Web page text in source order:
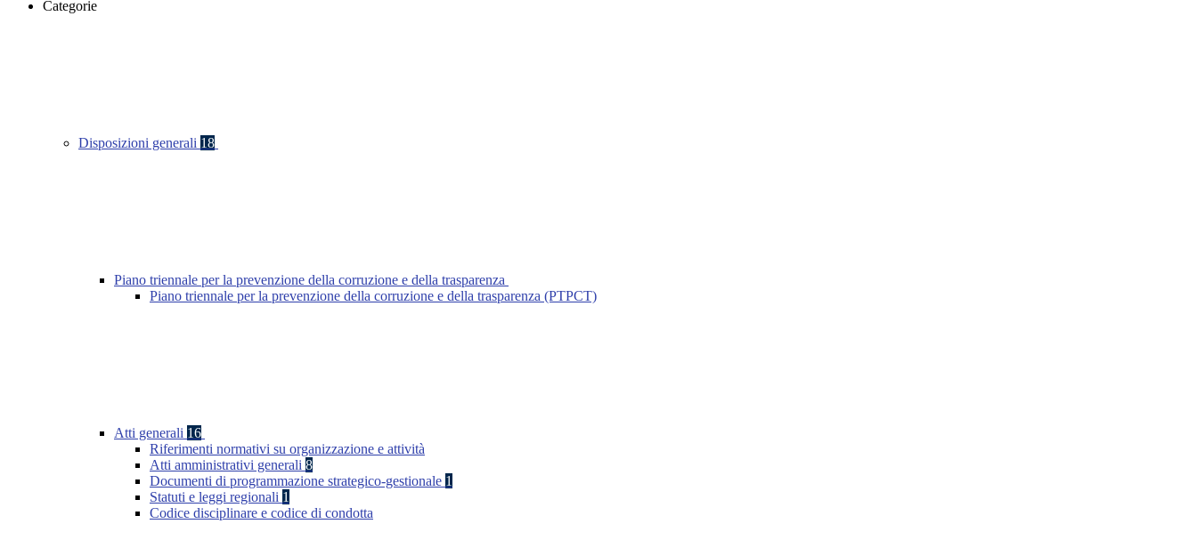
Categorie
Disposizioni generali 18
Piano triennale per la prevenzione della corruzione e della trasparenza
Piano triennale per la prevenzione della corruzione e della trasparenza (PTPCT)
Atti generali 16
Riferimenti normativi su organizzazione e attività
Atti amministrativi generali 8
Documenti di programmazione strategico-gestionale 1
Statuti e leggi regionali 1
Codice disciplinare e codice di condotta